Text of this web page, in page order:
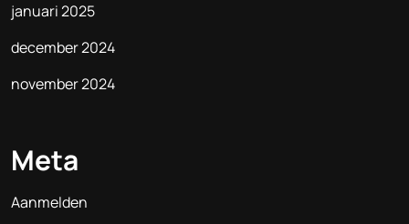
januari 2025
december 2024
november 2024
Meta
Aanmelden